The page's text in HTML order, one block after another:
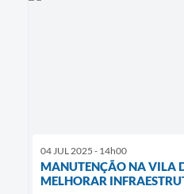
04 JUL 2025 - 14h00
MANUTENÇÃO NA VILA
MELHORAR